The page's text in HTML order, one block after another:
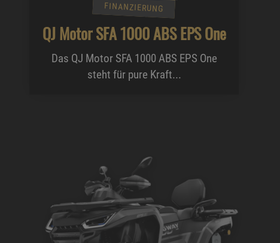
FINANZIERUNG
QJ Motor SFA 1000 ABS EPS One
Das QJ Motor SFA 1000 ABS EPS One
steht für pure Kraft...